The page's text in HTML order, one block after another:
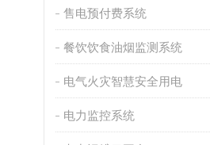
售电预付费系统
餐饮饮食油烟监测系统
电气火灾智慧安全用电
电力监控系统